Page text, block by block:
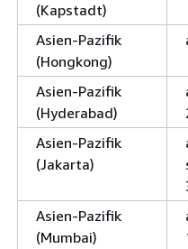
(Kapstadt)
Asien-Pazifik
(Hongkong)
Asien-Pazifik
(Hyderabad)
Asien-Pazifik
(Jakarta)
Asien-Pazifik
(Mumbai)